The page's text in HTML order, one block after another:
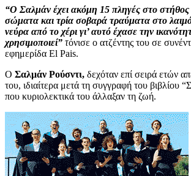
“Ο Σαλμάν έχει ακόμη 15 πληγές στο στήθος
σώματα και τρία σοβαρά τραύματα στο
νεύρα από το χέρι γι’ αυτό έχασε την
χρησιμοποιεί” τόνισε ο ατζέντης του σε
εφημερίδα El Pais.
Ο Σαλμάν Ρούσντι, δεχόταν επί σειρά ετών
του, ιδιαίτερα μετά τη συγγραφή του βιβλίου
που κυριολεκτικά του άλλαξαν τη ζωή.